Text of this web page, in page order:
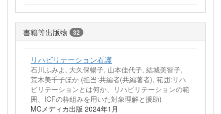
書籍等出版物 32
リハビリテーション看護
石川ふみよ, 大久保暢子, 山本佳代子, 結城美智子,
荒木美千子ほか (担当:共編者(共編著者), 範囲:リハ
ビリテーションとは何か、リハビリテーションの範
囲、ICFの枠組みを用いた対象理解と援助)
MCメディカ出版 2024年1月